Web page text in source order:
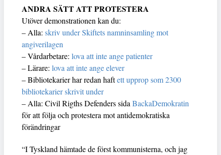
ANDRA SÄTT ATT PROTESTERA
Utöver demonstrationen kan du:
– Alla: skriv under Skiftets namninsamling mot
angiverilagen
– Vårdarbetare: lova att inte ange patienter
– Lärare: lova att inte ange elever
– Bibliotekarier har redan haftett upprop som 2300
bibliotekarier skrivit under
– Alla: Civil Rigths Defenders sidaBackaDemokratin
för att följa och protestera mot antidemokratiska
förändringar
“I Tyskland hämtade de först kommunisterna, och jag